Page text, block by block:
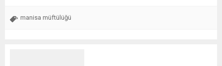
manisa müftülüğü